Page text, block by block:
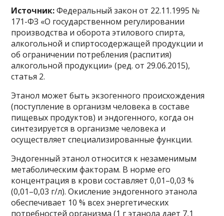
Источник:Федеральный закон от 22.11.1995 №
171-ФЗ «О государственном регулировании
производства и оборота этилового спирта,
алкогольной и спиртосодержащей продукции и
об ограничении потребления (распития)
алкогольной продукции» (ред. от 29.06.2015),
статья 2.
Этанол может быть экзогенного происхождения
(поступление в организм человека в составе
пищевых продуктов) и эндогенного, когда он
синтезируется в организме человека и
осуществляет специализированные функции.
Эндогенный этанол относится к незаменимым
метаболическим факторам. В норме его
концентрация в крови составляет 0,01–0,03 %
(0,01–0,03 г/л). Окисление эндогенного этанола
обеспечивает 10 % всех энергетических
потребностей организма (1 г этанола дает 7,1